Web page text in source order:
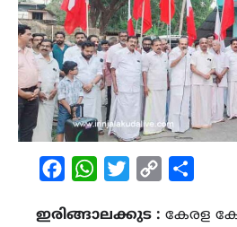
FacebookWhatsAppTwitterCopy
ഇരിങ്ങാലക്കുട : കേരള